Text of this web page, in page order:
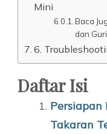
Mini
Baca
dan
6.
Daftar Isi
Persiapan
Takaran